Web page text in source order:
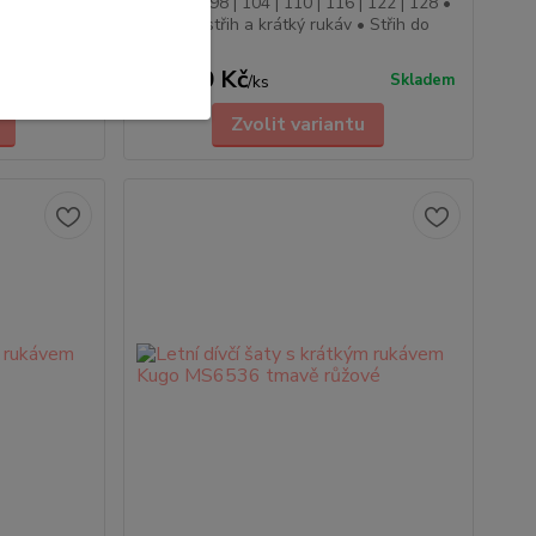
Kulatý výstřih a krátký rukáv • Střih do
269,00 Kč/ks Skladem
Zvolit variantu